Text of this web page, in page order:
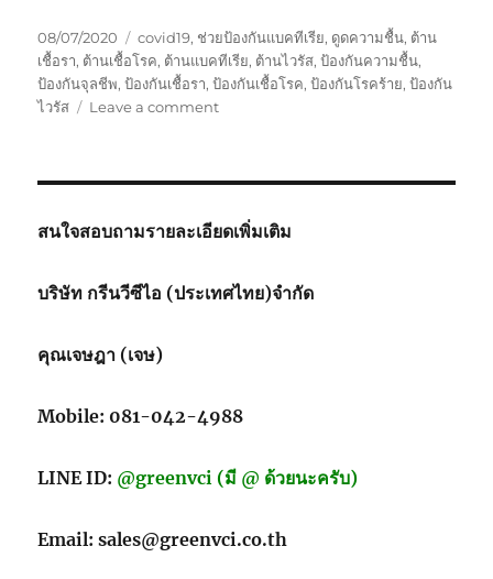
Posted
on
08/07/2020 Tags
covid19, ช่วยป้องกันแบคทีเรีย, ดูดความชื้น, ต้าน
เชื้อรา, ต้านเชื้อโรค, ต้านแบคทีเรีย, ต้านไวรัส,ป้องกันความชื้น,
ป้องกันจุลชีพ,ป้องกันเชื้อรา,ป้องกันเชื้อโรค,ป้องกันโรคร้าย,ป้องกัน
ไวรัส
Leave a commenton
จาก
สนใจสอบถามรายละเอียดเพิ่มเติม
บริษัท กรีนวีซีไอ (ประเทศไทย)จำกัด
คุณเจษฎา (เจษ)
Mobile: 081-042-4988
LINE ID: @greenvci (มี @ ด้วยนะครับ)
Email: sales@greenvci.co.th